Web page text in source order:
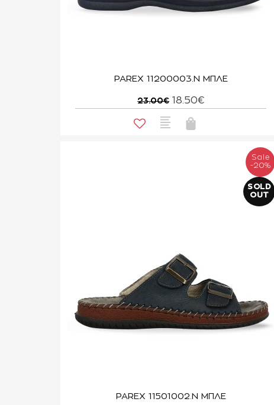
PAREX 11200003.N ΜΠΛΕ
23.00€ 18.50€
Sale
-20%
SOLD
OUT
PAREX 11501002.N ΜΠΛΕ